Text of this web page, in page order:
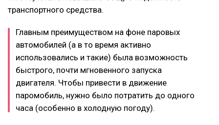
транспортного средства.
Главным преимуществом на фоне паровых
автомобилей (а в то время активно
использовались и такие) была возможность
быстрого, почти мгновенного запуска
двигателя. Чтобы привести в движение
паромобиль, нужно было потратить до одного
часа (особенно в холодную погоду).